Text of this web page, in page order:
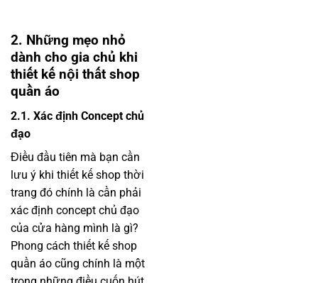
2. Những mẹo nhỏ
dành cho gia chủ khi
thiết kế nội thất shop
quần áo
2.1. Xác định Concept chủ
đạo
Điều đầu tiên mà bạn cần
lưu ý khi thiết kế shop thời
trang đó chính là cần phải
xác định concept chủ đạo
của cửa hàng mình là gì?
Phong cách thiết kế shop
quần áo cũng chính là một